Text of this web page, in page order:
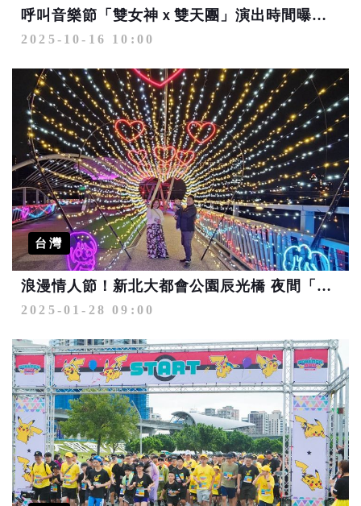
呼叫音樂節「雙女神ｘ雙天團」演出時間曝光！11/1-2大都會公園卡司齊聚
2025-10-16 10:00
台灣
浪漫情人節！新北大都會公園辰光橋 夜間「情繫辰光」光雕提前開展
2025-01-28 09:00